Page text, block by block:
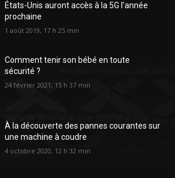
États-Unis auront accès à la 5G l’année
prochaine
1 août 2019, 17 h 25 min
Comment tenir son bébé en toute
sécurité ?
24 février 2021, 15 h 37 min
À la découverte des pannes courantes sur
une machine à coudre
4 octobre 2020, 12 h 32 min